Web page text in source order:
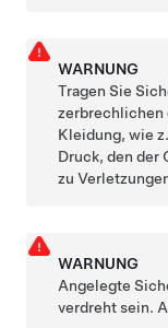
WARNUNG
Tragen Sie
zerbrechlichen
Kleidung, wie
Druck, den der
zu
WARNUNG
Angelegte
verdreht sein.